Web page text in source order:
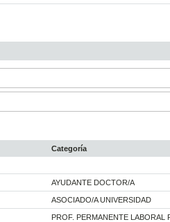
Categoría
AYUDANTE DOCTOR/A
ASOCIADO/A UNIVERSIDAD
PROF. PERMANENTE LABORAL